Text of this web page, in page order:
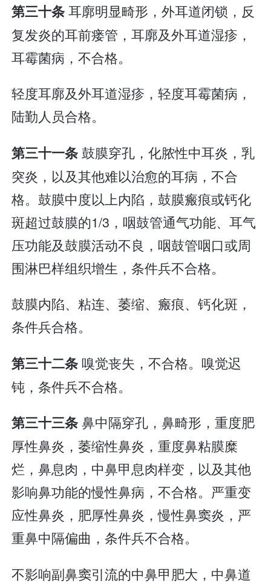
第三十条耳廓明显畸形，外耳道闭锁，反
复发炎的耳前瘘管，耳廓及外耳道湿疹，
耳霉菌病，不合格。
轻度耳廓及外耳道湿疹，轻度耳霉菌病，
陆勤人员合格。
第三十一条鼓膜穿孔，化脓性中耳炎，乳
突炎，以及其他难以治愈的耳病，不合
格。鼓膜中度以上内陷，鼓膜瘢痕或钙化
斑超过鼓膜的1/3，咽鼓管通气功能、耳气
压功能及鼓膜活动不良，咽鼓管咽口或周
围淋巴样组织增生，条件兵不合格。
鼓膜内陷、粘连、萎缩、瘢痕、钙化斑，
条件兵合格。
第三十二条 嗅觉丧失，不合格。嗅觉迟
钝，条件兵不合格。
第三十三条鼻中隔穿孔，鼻畸形，重度肥
厚性鼻炎，萎缩性鼻炎，重度鼻粘膜糜
烂，鼻息肉，中鼻甲息肉样变，以及其他
影响鼻功能的慢性鼻病，不合格。严重变
应性鼻炎，肥厚性鼻炎，慢性鼻窦炎，严
重鼻中隔偏曲，条件兵不合格。
不影响副鼻窦引流的中鼻甲肥大，中鼻道